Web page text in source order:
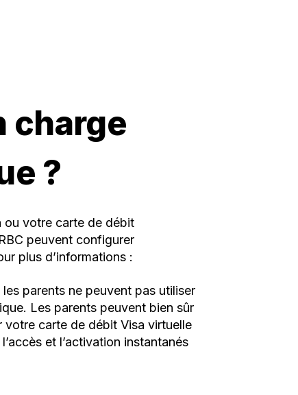
charge
?
ou votre carte de débit
peuvent configurer
plus d’informations :
parents ne peuvent pas utiliser
Les parents peuvent bien sûr
votre carte de débit Visa virtuelle
et l’activation instantanés